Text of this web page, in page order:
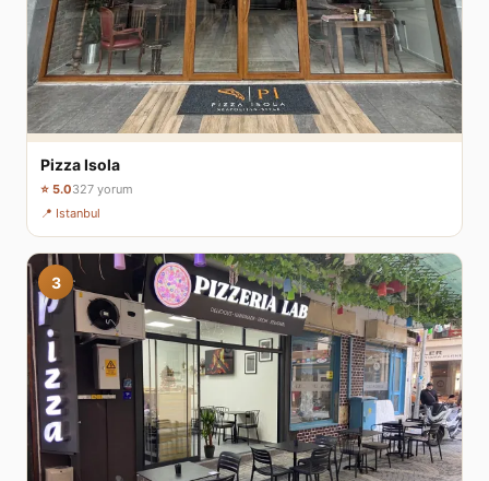
Pizza Isola
⭐ 5.0327 yorum
📍 Istanbul
3